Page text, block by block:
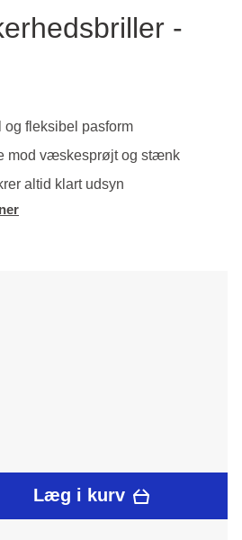
-
og fleksibel pasform
mod væskesprøjt og stænk
altid klart udsyn
Læg i kurv